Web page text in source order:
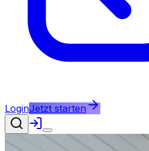
LoginJetzt starten